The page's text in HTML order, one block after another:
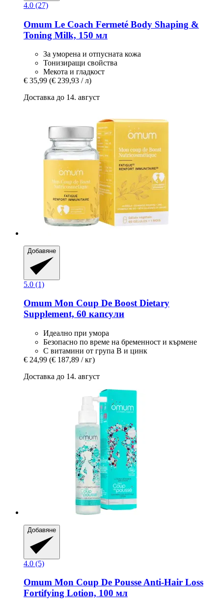
4.0 (27)
Omum Le Coach Fermeté Body Shaping &
Toning Milk, 150 мл
За уморена и отпусната кожа
Тонизиращи свойства
Мекота и гладкост
€ 35,99 (€ 239,93 / л)
Доставка до 14. август
Добавяне
5.0 (1)
Omum Mon Coup De Boost Dietary
Supplement, 60 капсули
Идеално при умора
Безопасно по време на бременност и кърмене
С витамини от група B и цинк
€ 24,99 (€ 187,89 / кг)
Доставка до 14. август
Добавяне
4.0 (5)
Omum Mon Coup De Pousse Anti-​Hair Loss
Fortifying Lotion, 100 мл